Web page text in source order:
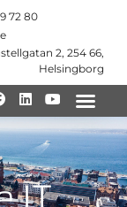
72 80
2, 254 66,
Helsingborg